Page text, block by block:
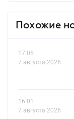
Похожие
17.05
7 августа 2026
16.01
7 августа 2026